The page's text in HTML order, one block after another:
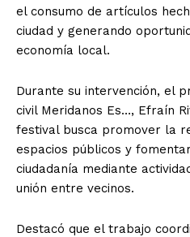
el consumo de artículos
ciudad y generando
economía local.
Durante su intervención, el
civil Meridanos Es…, Efraín
festival busca promover la
espacios públicos y
ciudadanía mediante
unión entre vecinos.
Destacó que el trabajo